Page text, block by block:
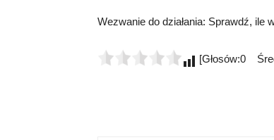
Wezwanie do działania: Sprawdź, ile
[Głosów:0